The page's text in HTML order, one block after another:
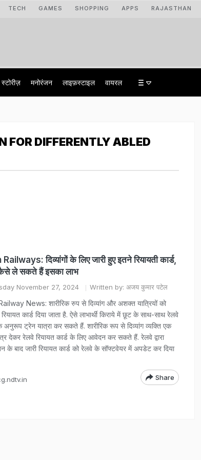
TECH GAMES SHOPPING APPS RAJASTHAN
मनोरंजन लाइफ़स्टाइल वायरल
FOR DIFFERENTLY ABLED
दिव्यांगों के लिए जारी हुए इतने रियायती कार्ड,
ले सकते हैं इसका लाभ
November 27, 2024 Written by: अजय कुमार पटेल
News: शारीरिक रुप से दिव्यांग और अशक्त यात्रियों को
रियायत कार्ड दिया जाता है. ऐसे लाभार्थी किराये में छूट के साथ-साथ रेलवे
अनुरूप ट्रेन यात्रा कर सकते हैं. शारीरिक रूप से दिव्यांग व्यक्ति एक
देकर रेलवे रियायत कार्ड के लिए आवेदन कर सकते हैं. रेलवे द्वारा
के बाद जारी रियायत कार्ड को रेलवे के सॉफ्टवेयर में अपडेट कर दिया
Share